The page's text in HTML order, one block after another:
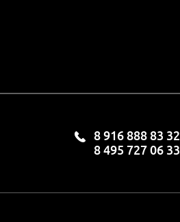
8 916 888 83 32
8 495 727 06 33